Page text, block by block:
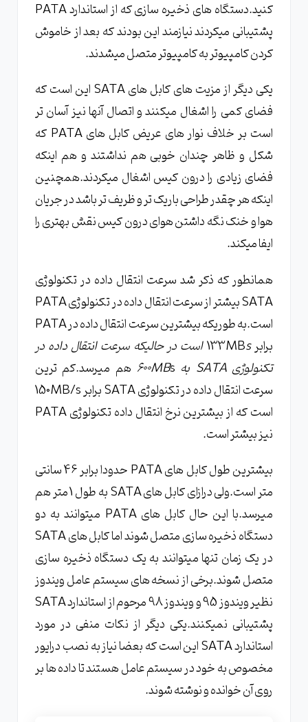
کنید.دستگاه های ذخیره سازی که از استاندارد PATA
پشتیبانی میکردند نیازمند این بودند که بعد از خاموش
کردن کامپیوتر به کامپیوتر متصل میشدند.
یکی دیگر از مزیت های کابل های SATA این است که
فضای کمی را اشغال میکنند و اتصال آنها نیز آسان تر
است بر خلاف نوار های عریض کابل های PATA که
شکل و ظاهر چندان خوبی هم نداشتند و هم اینکه
فضای زیادی را درون کیس اشغال میکردند.همچنین
اینکه هر چقدر طراحی باریک تر و ظریف تر باشد در جریان
هوا و خنک نگه داشتن هوای درون کیس نقش بهتری را
ایفا میکند.
همانطور که ذکر شد سرعت انتقال داده در تکنولوژی
SATA بیشتر از سرعت انتقال داده در تکنولوژی PATA
است.به طوریکه بیشترین سرعت انتقال داده در PATA
برابر 133MB
s است در حالیکه سرعت انتقال داده در
تکنولوژی SATA به 600MB
s هم میرسد.کم ترین
سرعت انتقال داده در تکنولوژی SATA برابر 150MB/s
است که از بیشترین نرخ انتقال داده تکنولوژی PATA
نیز بیشتر است.
بیشترین طول کابل های PATA حدودا برابر 46 سانتی
متر است.ولی درازای کابل های SATA به طول 1 متر هم
میرسد.با این حال کابل های PATA میتوانند به دو
دستگاه ذخیره سازی متصل شوند اما کابل های SATA
در یک زمان تنها میتوانند به یک دستگاه ذخیره سازی
متصل شوند.برخی از نسخه های سیستم عامل ویندوز
نظیر ویندوز 95 و ویندوز 98 مرحوم از استاندارد SATA
پشتیبانی نمیکنند.یکی دیگر از نکات منفی در مورد
استاندارد SATA این است که بعضا نیاز به نصب درایور
مخصوص به خود در سیستم عامل هستند تا داده ها بر
روی آن خوانده و نوشته شوند.